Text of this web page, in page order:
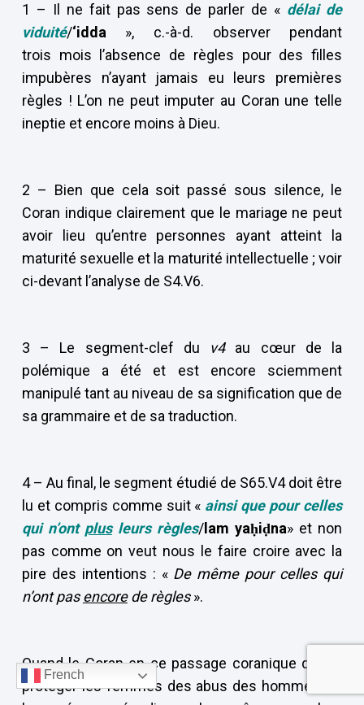
1 – Il ne fait pas sens de parler de « délai de
viduité/‘idda », c.-à-d. observer pendant
trois mois l’absence de règles pour des filles
impubères n’ayant jamais eu leurs premières
règles ! L’on ne peut imputer au Coran une telle
ineptie et encore moins à Dieu.
2 – Bien que cela soit passé sous silence, le
Coran indique clairement que le mariage ne peut
avoir lieu qu’entre personnes ayant atteint la
maturité sexuelle et la maturité intellectuelle ; voir
ci-devant l’analyse de S4.V6.
3 – Le segment-clef du v4 au cœur de la
polémique a été et est encore sciemment
manipulé tant au niveau de sa signification que de
sa grammaire et de sa traduction.
4 – Au final, le segment étudié de S65.V4 doit être
lu et compris comme suit « ainsi que pour celles
qui n’ont plusleurs règles/ lam yaḥiḍna» et non
pas comme on veut nous le faire croire avec la
pire des intentions : « De même pour celles qui
n’ont pasencorede règles».
Quand le Coran en ce passage coranique désire
protéger les femmes des abus des hommes, ici
French